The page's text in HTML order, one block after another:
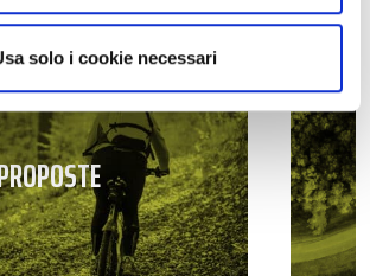
solo i cookie necessari